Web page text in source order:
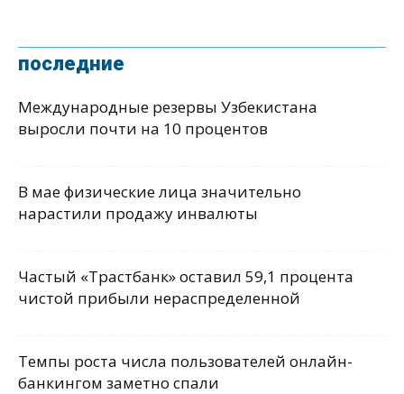
последние
Международные резервы Узбекистана
выросли почти на 10 процентов
В мае физические лица значительно
нарастили продажу инвалюты
Частый «Трастбанк» оставил 59,1 процента
чистой прибыли нераспределенной
Темпы роста числа пользователей онлайн-
банкингом заметно спали